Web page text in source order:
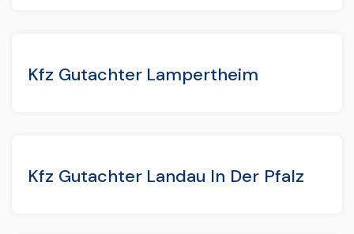
Kfz Gutachter Lampertheim
Kfz Gutachter Landau In Der Pfalz